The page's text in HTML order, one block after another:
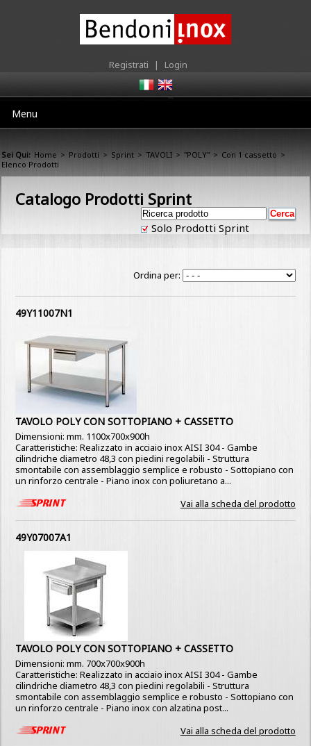
Registrati | Login
Menu
Sei Qui: Home > Prodotti > Sprint > TAVOLI > "POLY" > Con 1 cassetto >
Elenco Prodotti
Catalogo Prodotti Sprint
Solo Prodotti Sprint
Ordina per:
49Y11007N1
TAVOLO POLY CON SOTTOPIANO + CASSETTO
Dimensioni: mm. 1100x700x900h
Caratteristiche: Realizzato in acciaio inox AISI 304 - Gambe
cilindriche diametro 48,3 con piedini regolabili - Struttura
smontabile con assemblaggio semplice e robusto - Sottopiano con
un rinforzo centrale - Piano inox con poliuretano a...
Vai alla scheda del prodotto
49Y07007A1
TAVOLO POLY CON SOTTOPIANO + CASSETTO
Dimensioni: mm. 700x700x900h
Caratteristiche: Realizzato in acciaio inox AISI 304 - Gambe
cilindriche diametro 48,3 con piedini regolabili - Struttura
smontabile con assemblaggio semplice e robusto - Sottopiano con
un rinforzo centrale - Piano inox con alzatina post...
Vai alla scheda del prodotto